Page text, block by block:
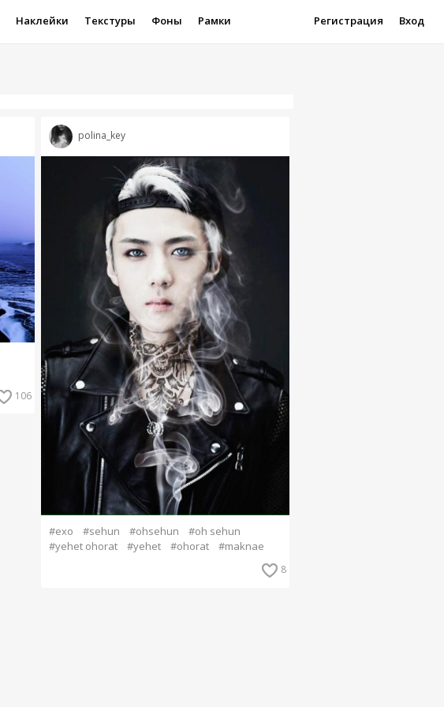
Наклейки Текстуры Фоны Рамки Регистрация Вход
106
polina_key
#exo #sehun #ohsehun
#oh sehun
#yehet ohorat
#yehet #ohorat #maknae
8